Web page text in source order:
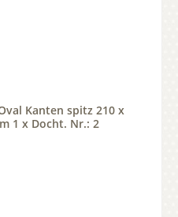
Kanten spitz 210 x
1 x Docht. Nr.: 2